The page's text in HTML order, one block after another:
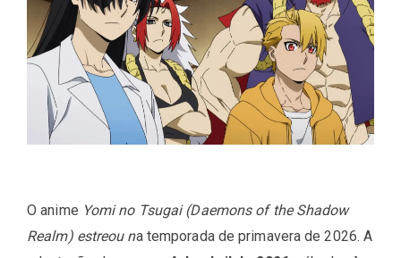
O anime Yomi no Tsugai (Daemons of the Shadow
Realm) estreou na temporada de primavera de 2026. A